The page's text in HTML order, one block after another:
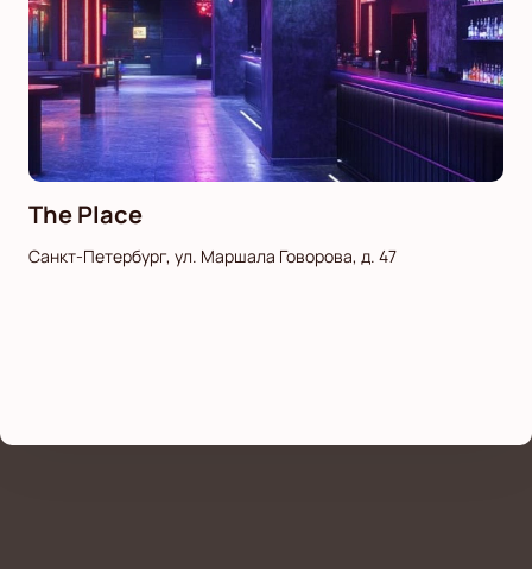
The Place
Санкт-Петербург, ул. Маршала Говорова, д. 47